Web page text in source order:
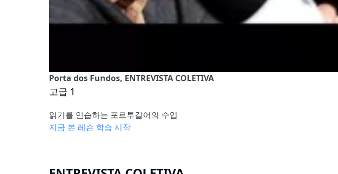
Porta dos Fundos, ENTREVISTA COLETIVA
고급 1
읽기를 연습하는 포르투갈어의 수업
지금 본 레슨 학습 시작